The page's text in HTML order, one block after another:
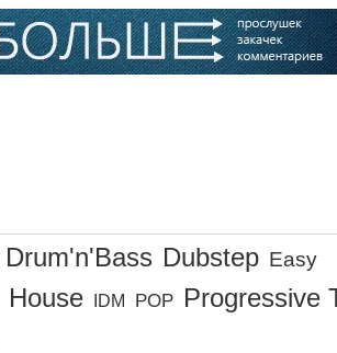
Drum'n'Bass Dubstep Easy
House IDM POP Progressive